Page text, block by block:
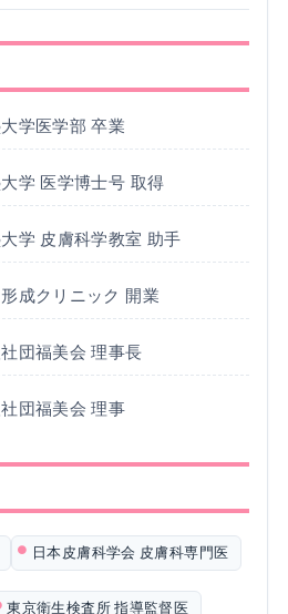
学医学部 卒業
学 医学博士号 取得
学 皮膚科学教室 助手
成クリニック 開業
団福美会 理事長
団福美会 理事
日本皮膚科学会 皮膚科専門医
東京衛生検査所 指導監督医